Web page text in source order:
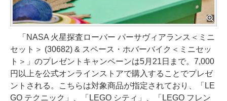
「NASA 火星探査ローバー パーサヴィアランス＜ミニ
セット＞ (30682) & スペース・ホバーバイク＜ミニセッ
ト＞」のプレゼントキャンペーンは5月21日まで。7,000
円以上を公式オンラインストアで購入することでプレゼ
ントされる。こちらは対象商品が指定されており、「LE
GO テクニック」、「LEGO シティ」、「LEGO フレン